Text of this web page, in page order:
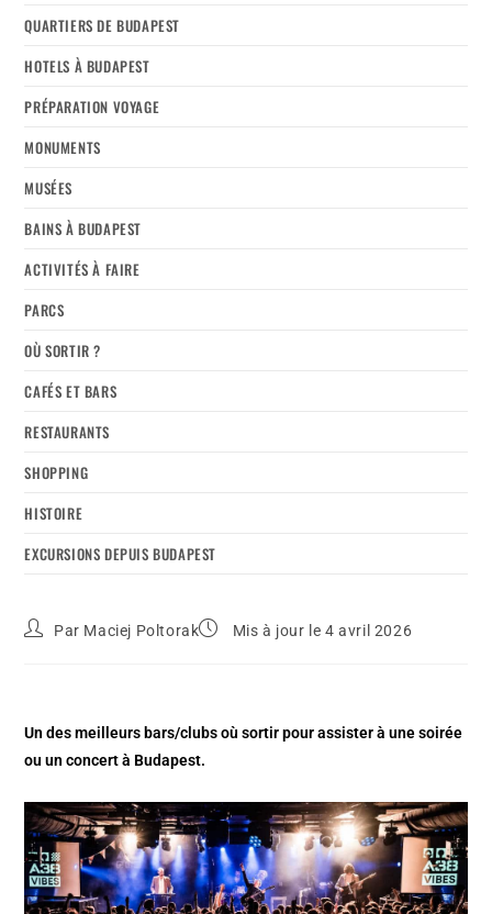
QUARTIERS DE BUDAPEST
HOTELS À BUDAPEST
PRÉPARATION VOYAGE
MONUMENTS
MUSÉES
BAINS À BUDAPEST
ACTIVITÉS À FAIRE
PARCS
OÙ SORTIR ?
CAFÉS ET BARS
RESTAURANTS
SHOPPING
HISTOIRE
EXCURSIONS DEPUIS BUDAPEST
Par Maciej Poltorak Mis à jour le 4 avril 2026
Un des meilleurs bars/clubs où sortir pour assister à une soirée
ou un concert à Budapest.